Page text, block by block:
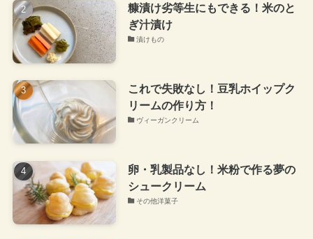
糠漬け劣等生にもできる！米のと
ぎ汁漬け
漬けもの
これで失敗なし！豆乳ホイップク
リームの作り方！
ヴィーガンクリーム
卵・乳製品なし！米粉で作る夢の
シュークリーム
その他洋菓子